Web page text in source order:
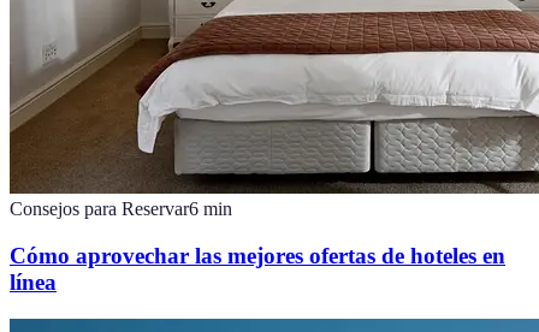
Consejos para Reservar6 min
Cómo aprovechar las mejores ofertas de hoteles en
línea